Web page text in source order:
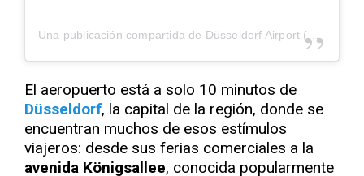
El aeropuerto está a solo 10 minutos de
Düsseldorf, la capital de la región, donde se
encuentran muchos de esos estímulos
viajeros: desde sus ferias comerciales a la
avenida Königsallee, conocida popularmente